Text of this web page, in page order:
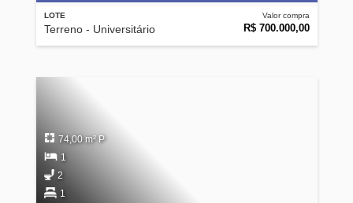
LOTE
Terreno - Universitário
Valor compra
R$ 700.000,00
74,00 m² P
1
2
1